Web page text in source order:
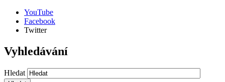
YouTube
Facebook
Twitter
Vyhledávání
Hledat